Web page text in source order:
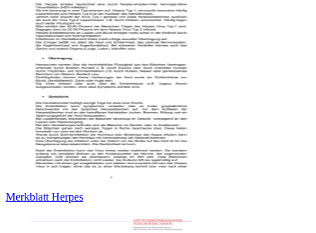
Merkblatt Herpes